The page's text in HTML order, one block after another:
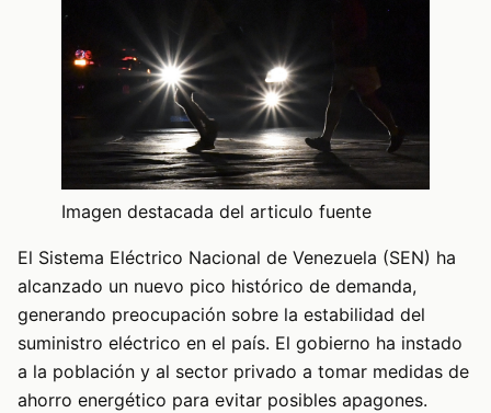
Imagen destacada del articulo fuente
El Sistema Eléctrico Nacional de Venezuela (SEN) ha
alcanzado un nuevo pico histórico de demanda,
generando preocupación sobre la estabilidad del
suministro eléctrico en el país. El gobierno ha instado
a la población y al sector privado a tomar medidas de
ahorro energético para evitar posibles apagones.